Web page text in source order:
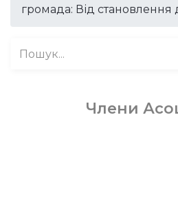
громада: Від становлення
Члени